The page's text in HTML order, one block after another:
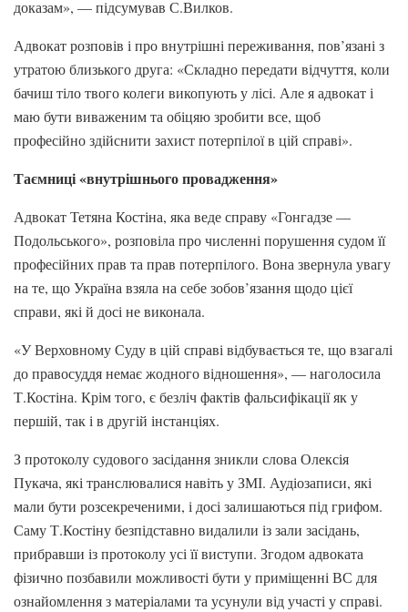
доказам», — підсумував С.Вилков.
Адвокат розповів і про внутрішні переживання, пов’язані з
утратою близького друга: «Складно передати відчуття, коли
бачиш тіло твого колеги викопують у лісі. Але я адвокат і
маю бути виваженим та обіцяю зробити все, щоб
професійно здійснити захист потерпілої в цій справі».
Таємниці «внутрішнього провадження»
Адвокат Тетяна Костіна, яка веде справу «Гонгадзе —
Подольського», розповіла про численні порушення судом її
професійних прав та прав потерпілого. Вона звернула увагу
на те, що Україна взяла на себе зобов’язання щодо цієї
справи, які й досі не виконала.
«У Верховному Суду в цій справі відбувається те, що взагалі
до правосуддя немає жодного відношення», — наголосила
Т.Костіна. Крім того, є безліч фактів фальсифікації як у
першій, так і в другій інстанціях.
З протоколу судового засідання зникли слова Олексія
Пукача, які транслювалися навіть у ЗМІ. Аудіозаписи, які
мали бути розсекреченими, і досі залишаються під грифом.
Саму Т.Костіну безпідставно видалили із зали засідань,
прибравши із протоколу усі її виступи. Згодом адвоката
фізично позбавили можливості бути у приміщенні ВС для
ознайомлення з матеріалами та усунули від участі у справі.